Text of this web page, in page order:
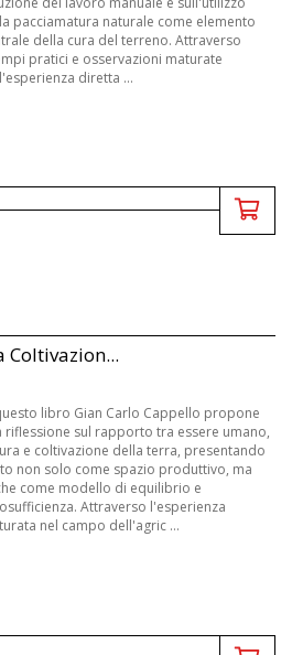
pacciamatura naturale come elemento
della cura del terreno. Attraverso
pratici e osservazioni maturate
diretta ...
Coltivazion...
libro Gian Carlo Cappello propone
riflessione sul rapporto tra essere umano,
e coltivazione della terra, presentando
non solo come spazio produttivo, ma
come modello di equilibrio e
Attraverso l'esperienza
nel campo dell'agric ...